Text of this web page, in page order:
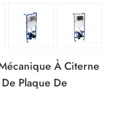
À Citerne
Plaque De